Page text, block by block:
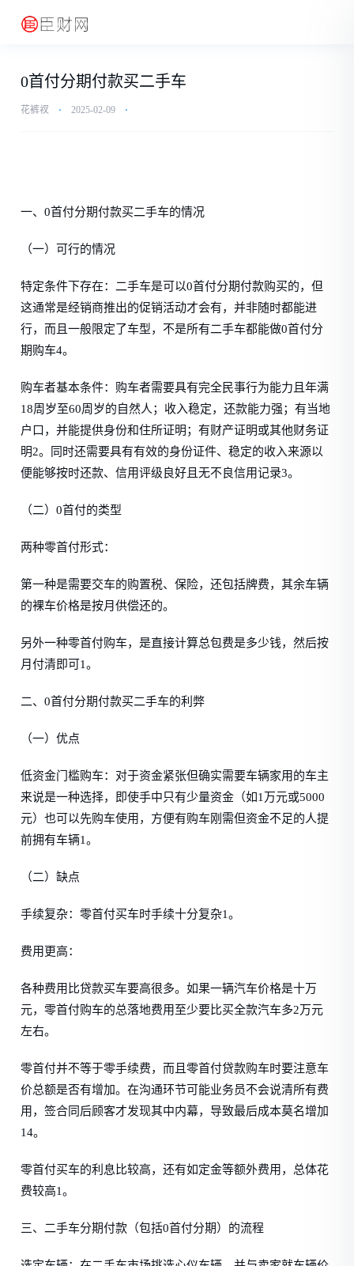
0首付分期付款买二手车
花裤衩 ⋅ 2025-02-09 ⋅
一、0首付分期付款买二手车的情况
（一）可行的情况
特定条件下存在：二手车是可以0首付分期付款购买的，但
这通常是经销商推出的促销活动才会有，并非随时都能进
行，而且一般限定了车型，不是所有二手车都能做0首付分
期购车4。
购车者基本条件：购车者需要具有完全民事行为能力且年满
18周岁至60周岁的自然人；收入稳定，还款能力强；有当地
户口，并能提供身份和住所证明；有财产证明或其他财务证
明2。同时还需要具有有效的身份证件、稳定的收入来源以
便能够按时还款、信用评级良好且无不良信用记录3。
（二）0首付的类型
两种零首付形式：
第一种是需要交车的购置税、保险，还包括牌费，其余车辆
的裸车价格是按月供偿还的。
另外一种零首付购车，是直接计算总包费是多少钱，然后按
月付清即可1。
二、0首付分期付款买二手车的利弊
（一）优点
低资金门槛购车：对于资金紧张但确实需要车辆家用的车主
来说是一种选择，即使手中只有少量资金（如1万元或5000
元）也可以先购车使用，方便有购车刚需但资金不足的人提
前拥有车辆1。
（二）缺点
手续复杂：零首付买车时手续十分复杂1。
费用更高：
各种费用比贷款买车要高很多。如果一辆汽车价格是十万
元，零首付购车的总落地费用至少要比买全款汽车多2万元
左右。
零首付并不等于零手续费，而且零首付贷款购车时要注意车
价总额是否有增加。在沟通环节可能业务员不会说清所有费
用，签合同后顾客才发现其中内幕，导致最后成本莫名增加
14。
零首付买车的利息比较高，还有如定金等额外费用，总体花
费较高1。
三、二手车分期付款（包括0首付分期）的流程